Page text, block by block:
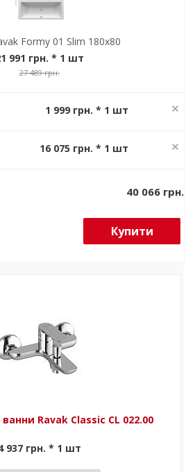
Formy 01 Slim 180x80
991 грн. * 1 шт
27 489 грн.
1 999 грн. * 1 шт
16 075 грн. * 1 шт
40 066 грн.
Купити
Ravak Classic CL 022.00
937 грн. * 1 шт